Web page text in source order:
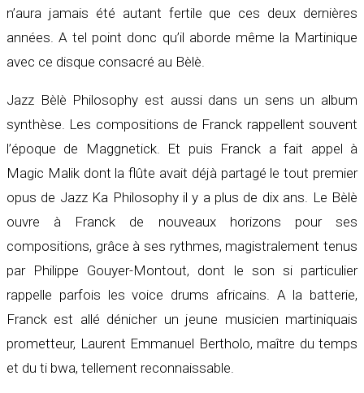
n’aura jamais été autant fertile que ces deux dernières
années. A tel point donc qu’il aborde même la Martinique
avec ce disque consacré au Bèlè.
Jazz Bèlè Philosophy est aussi dans un sens un album
synthèse. Les compositions de Franck rappellent souvent
l’époque de Maggnetick. Et puis Franck a fait appel à
Magic Malik dont la flûte avait déjà partagé le tout premier
opus de Jazz Ka Philosophy il y a plus de dix ans. Le Bèlè
ouvre à Franck de nouveaux horizons pour ses
compositions, grâce à ses rythmes, magistralement tenus
par Philippe Gouyer-Montout, dont le son si particulier
rappelle parfois les voice drums africains. A la batterie,
Franck est allé dénicher un jeune musicien martiniquais
prometteur, Laurent Emmanuel Bertholo, maître du temps
et du ti bwa, tellement reconnaissable.